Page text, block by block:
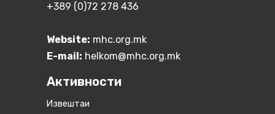
+389 (0)72 278 436
Website: mhc.org.mk
E-mail: helkom@mhc.org.mk
Активности
Извештаи